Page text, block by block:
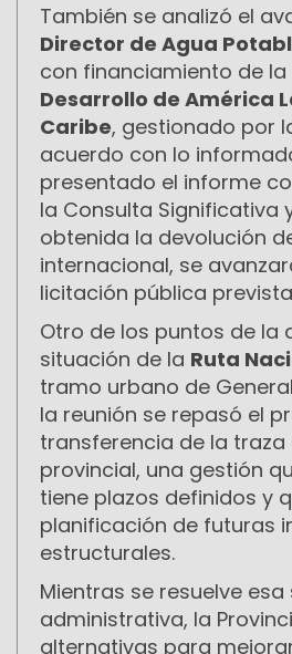
También se analizó el
Director de Agua
con financiamiento de la
Desarrollo de América
Caribe, gestionado por
acuerdo con lo
presentado el informe
la Consulta Significativa
obtenida la devolución
internacional, se
licitación pública
Otro de los puntos de la
situación de la Ruta
tramo urbano de
la reunión se repasó el
transferencia de la
provincial, una gestión
tiene plazos definidos y
planificación de futuras
estructurales.
Mientras se resuelve
administrativa, la
alternativas para